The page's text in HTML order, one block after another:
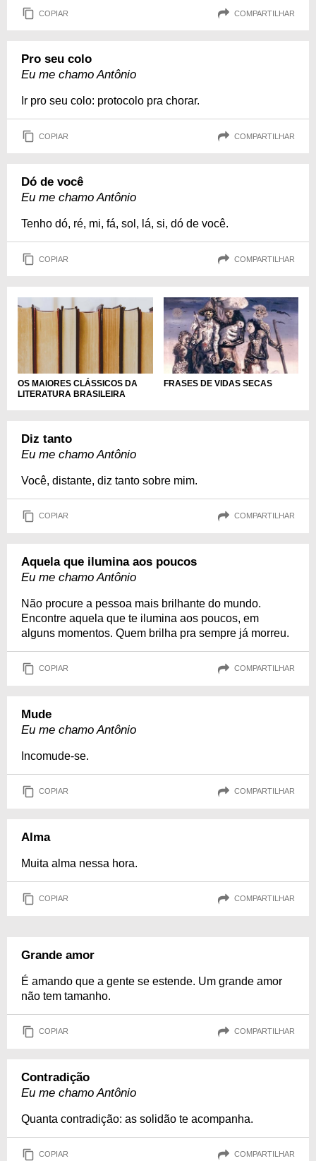
COPIAR COMPARTILHAR
Pro seu colo
Eu me chamo Antônio
Ir pro seu colo: protocolo pra chorar.
COPIAR COMPARTILHAR
Dó de você
Eu me chamo Antônio
Tenho dó, ré, mi, fá, sol, lá, si, dó de você.
COPIAR COMPARTILHAR
OS MAIORES CLÁSSICOS DA
LITERATURA BRASILEIRA
FRASES DE VIDAS SECAS
Diz tanto
Eu me chamo Antônio
Você, distante, diz tanto sobre mim.
COPIAR COMPARTILHAR
Aquela que ilumina aos poucos
Eu me chamo Antônio
Não procure a pessoa mais brilhante do mundo.
Encontre aquela que te ilumina aos poucos, em
alguns momentos. Quem brilha pra sempre já morreu.
COPIAR COMPARTILHAR
Mude
Eu me chamo Antônio
Incomude-se.
COPIAR COMPARTILHAR
Alma
Muita alma nessa hora.
COPIAR COMPARTILHAR
Grande amor
É amando que a gente se estende. Um grande amor
não tem tamanho.
COPIAR COMPARTILHAR
Contradição
Eu me chamo Antônio
Quanta contradição: as solidão te acompanha.
COPIAR COMPARTILHAR